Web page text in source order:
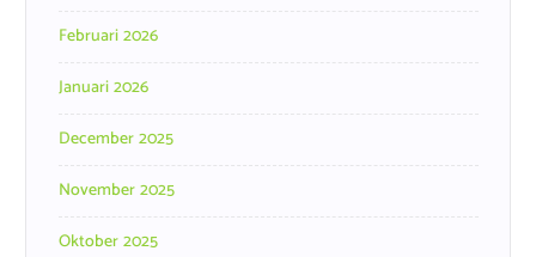
Februari 2026
Januari 2026
December 2025
November 2025
Oktober 2025